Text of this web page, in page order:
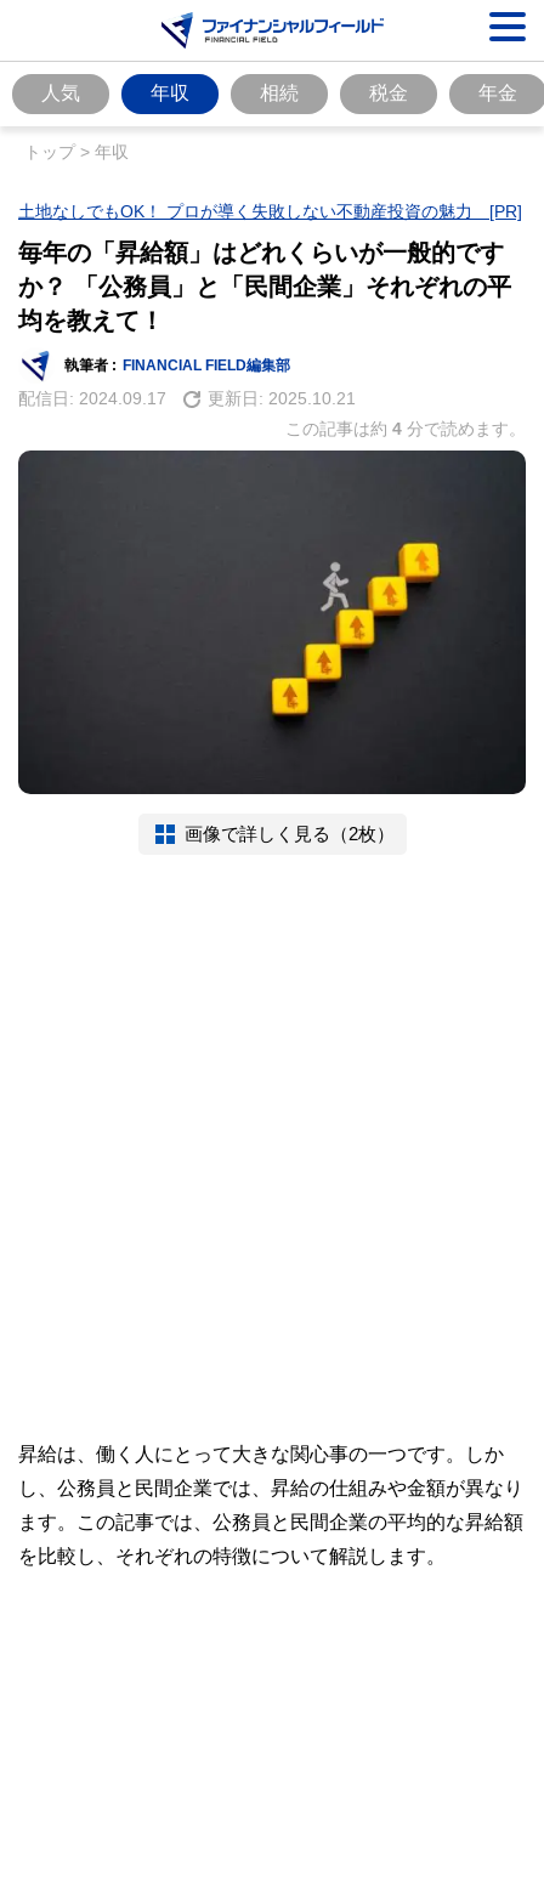
人気 年収 相続 税金 年金
トップ> 年収
土地なしでもOK！ プロが導く失敗しない不動産投資の魅力 [PR]
毎年の「昇給額」はどれくらいが一般的です
か？ 「公務員」と「民間企業」それぞれの平
均を教えて！
執筆者 : FINANCIAL FIELD編集部
配信日: 2024.09.17 更新日: 2025.10.21
この記事は約 4 分で読めます。
画像で詳しく見る（2枚）
昇給は、働く人にとって大きな関心事の一つです。しか
し、公務員と民間企業では、昇給の仕組みや金額が異なり
ます。この記事では、公務員と民間企業の平均的な昇給額
を比較し、それぞれの特徴について解説します。